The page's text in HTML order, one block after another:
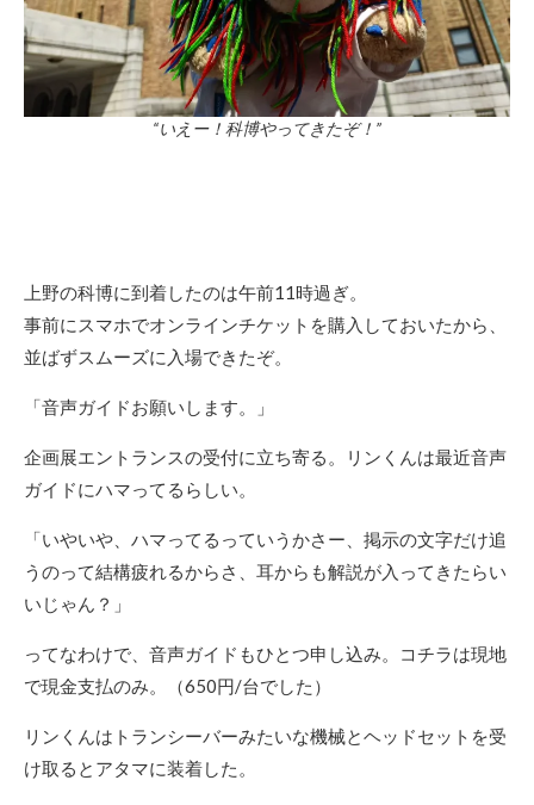
“いえー！科博やってきたぞ！”
上野の科博に到着したのは午前11時過ぎ。
事前にスマホでオンラインチケットを購入しておいたから、
並ばずスムーズに入場できたぞ。
「音声ガイドお願いします。」
企画展エントランスの受付に立ち寄る。リンくんは最近音声
ガイドにハマってるらしい。
「いやいや、ハマってるっていうかさー、掲示の文字だけ追
うのって結構疲れるからさ、耳からも解説が入ってきたらい
いじゃん？」
ってなわけで、音声ガイドもひとつ申し込み。コチラは現地
で現金支払のみ。（650円/台でした）
リンくんはトランシーバーみたいな機械とヘッドセットを受
け取るとアタマに装着した。